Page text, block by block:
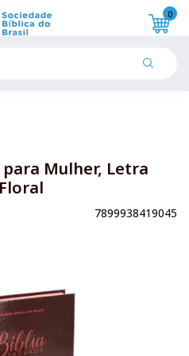
0
para Mulher, Letra
7899938419045